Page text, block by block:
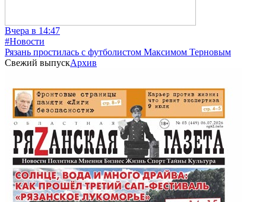
Вчера в 14:47
#Новости
Рязань простилась с футболистом Максимом Терновым
Свежий выпускАрхив